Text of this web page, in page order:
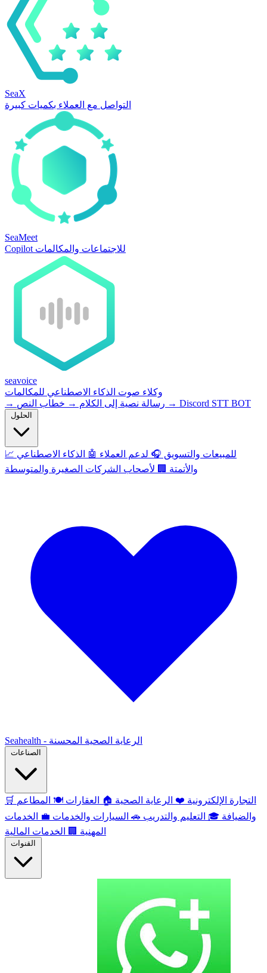
SeaX
التواصل مع العملاء بكميات كبيرة
SeaMeet
Copilot للاجتماعات والمكالمات
seavoice
وكلاء صوت الذكاء الاصطناعي للمكالمات
→
رسالة نصية إلى الكلام → → Discord STT BOT
📈 للمبيعات والتسويق 🎧 لدعم العملاء 🤖
الذكاء الاصطناعي
والأتمتة 🏢 لأصحاب الشركات الصغيرة والمتوسطة
Seahealth - الرعاية الصحية المحسنة
🛒 التجارة الإلكترونية ❤️ الرعاية الصحية 🏠 العقارات 🍽️ المطاعم
والضيافة 🎓 التعليم والتدريب 🚗 السيارات والخدمات 💼
الخدمات
المهنية 🏢 الخدمات المالية